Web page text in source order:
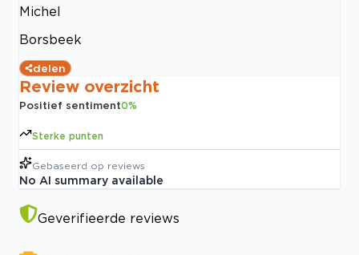
Michel
Borsbeek
delen
Review overzicht
Positief sentiment0%
Sterke punten
Gebaseerd op reviews
No AI summary available
Geverifieerde reviews